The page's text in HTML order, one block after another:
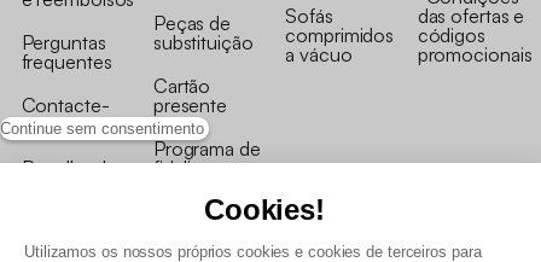
Continue sem consentimento
Cookies!
Utilizamos os nossos próprios cookies e cookies de terceiros para
Perguntas
frequentes
Contacte-
nos
Recolha de
Peças de
substituição
Cartão
presente
Programa de
fidelizaçao
Sofás
comprimidos
a vácuo
das ofertas e
códigos
promocionais